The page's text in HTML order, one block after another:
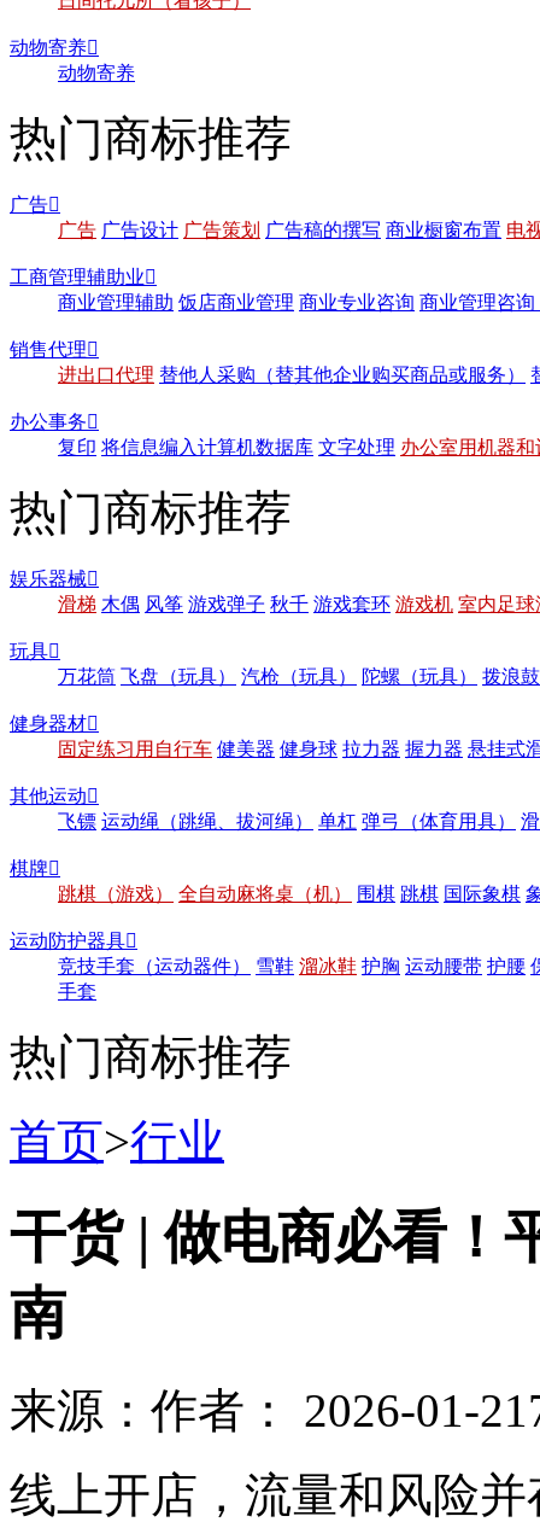
动物寄养
动物寄养
热门商标推荐
广告
广告 广告设计 广告策划 广告稿的撰写 商业橱窗布置 电
工商管理辅助业
商业管理辅助 饭店商业管理 商业专业咨询 商业管理咨询
销售代理
进出口代理 替他人采购（替其他企业购买商品或服务）
办公事务
复印 将信息编入计算机数据库 文字处理 办公室用机器
热门商标推荐
娱乐器械
滑梯 木偶 风筝 游戏弹子 秋千 游戏套环 游戏机 室内足球
玩具
万花筒 飞盘（玩具） 汽枪（玩具） 陀螺（玩具） 拨浪
健身器材
固定练习用自行车 健美器 健身球 拉力器 握力器 悬挂式
其他运动
飞镖 运动绳（跳绳、拔河绳） 单杠 弹弓（体育用具）
棋牌
跳棋（游戏）
全自动麻将桌（机） 围棋 跳棋 国际象棋
运动防护器具
竞技手套（运动器件）
雪鞋 溜冰鞋 护胸 运动腰带 护腰
手套
热门商标推荐
首页>行业
干货 | 做电商必看！
南
来源： 作者： 2026-01-21
线上开店，流量和风险